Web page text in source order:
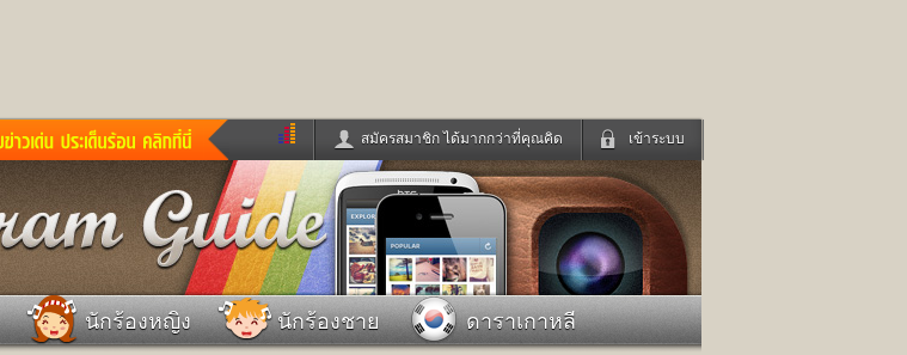
เข้าระบบ
สมัครสมาชิก ได้มากกว่าที่คุณคิด
ข่าวสั้น ข่าวดารา
ดูทีวี
หนังใหม่ ฟังเพลง
ฟังวิทยุออนไลน์
หมากรุกไทย แชทหมากฮอส
Glitter
แต่งงาน
แม่และเด็ก
ทำนายฝัน สุขภาพ
สัตว์เลี้ยง
ผลบอล บ้านและการตกแต่ง
ท่องเที่ยว
เข้าระบบด้วย User Kapook
Email
Password
นักร้องหญิง นักร้องชาย
ดาราเกาหลี